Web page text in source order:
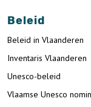
Beleid
Beleid in Vlaanderen
Inventaris Vlaanderen
Unesco-beleid
Vlaamse Unesco